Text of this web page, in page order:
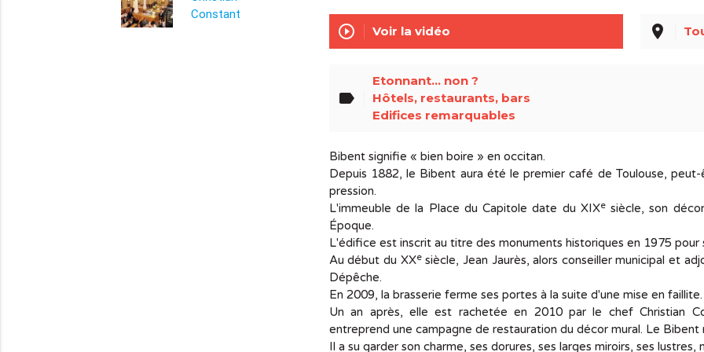
play_circle_outline Voir la vidéo place
label
Etonnant... non ?
Hôtels, restaurants, bars
Edifices remarquables
Bibent signifie « bien boire » en occitan.
Depuis 1882, le Bibent aura été le premier café de Toulouse,
pression.
L'immeuble de la Place du Capitole date du XIXesiècle, son
Époque.
L'édifice est inscrit au titre des monuments historiques en 1975 pour
Au début du XXesiècle, Jean Jaurès, alors conseiller municipal et
Dépêche.
En 2009, la brasserie ferme ses portes à la suite d'une mise en faillite.
Un an après, elle est rachetée en 2010 par le chef Christian
entreprend une campagne de restauration du décor mural. Le Bibent
Il a su garder son charme, ses dorures, ses larges miroirs, ses